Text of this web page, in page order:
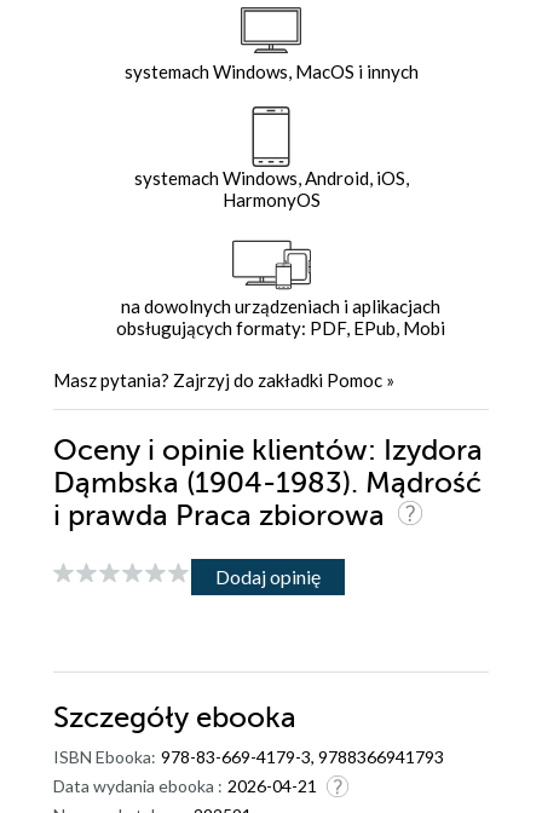
systemach Windows, MacOS i innych
systemach Windows, Android, iOS,
HarmonyOS
na dowolnych urządzeniach i aplikacjach
obsługujących formaty: PDF, EPub, Mobi
Masz pytania? Zajrzyj do zakładki Pomoc »
Oceny i opinie klientów: Izydora
Dąmbska (1904-1983). Mądrość
i prawda Praca zbiorowa
Dodaj opinię
Szczegóły ebooka
ISBN Ebooka: 978-83-669-4179-3, 9788366941793
Data wydania ebooka : 2026-04-21